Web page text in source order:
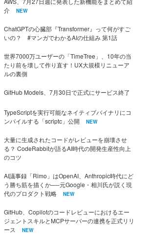
介
NEW
ChatGPTの心臓部『Transformer』って何がすご
いの？ #マンガでわかるAIの仕組み 第1話
世界7000万ユーザーの「TimeTree」、10年の当
たり前を壊して作り直す！UX大規模リニューア
ルの裏側
GitHub Models、7月30日で正式にサービス終了
TypeScriptを実行可能なネイティブバイナリにコ
ンパイルする「scriptc」公開
NEW
大量に生成されたコードがレビューを崩壊させ
る？ CodeRabbitが語るAI時代の開発生産性向上
のコツ
AI議事録「Rimo」はOpenAI、Anthropic時代にど
う勝ち筋を描くか──元Google・相川氏が説く現
代のプロダクト戦略
NEW
GitHub、Copilotのコードレビューにおけるエー
ジェントスキルとMCPサーバーの連携を正式リリ
ース
NEW